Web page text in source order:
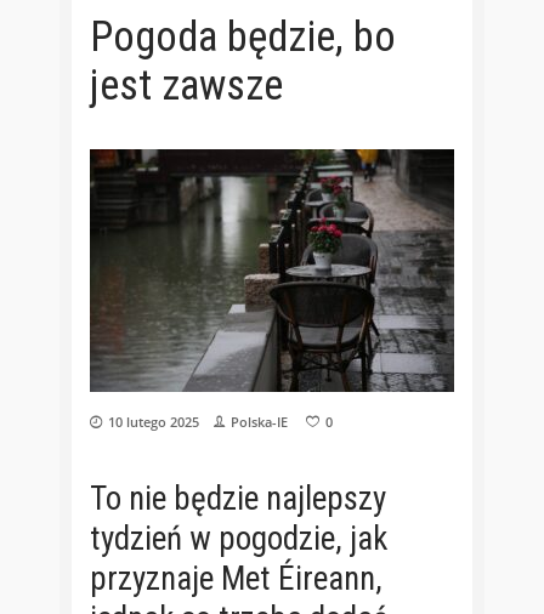
Pogoda będzie, bo
jest zawsze
10 lutego 2025 Polska-IE 0
To nie będzie najlepszy
tydzień w pogodzie, jak
przyznaje Met Éireann,